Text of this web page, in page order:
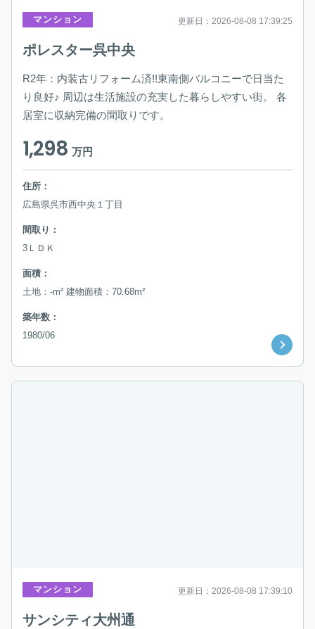
マンション 更新日：2026-08-08 17:39:25
ポレスター呉中央
R2年：内装古リフォーム済!!東南側バルコニーで日当た
り良好♪ 周辺は生活施設の充実した暮らしやすい街。 各
居室に収納完備の間取りです。
1,298万円
住所：
広島県呉市西中央１丁目
間取り：
3ＬＤＫ
面積：
土地：-m² 建物面積：70.68m²
築年数：
1980/06
マンション 更新日：2026-08-08 17:39:10
サンシティ大州通